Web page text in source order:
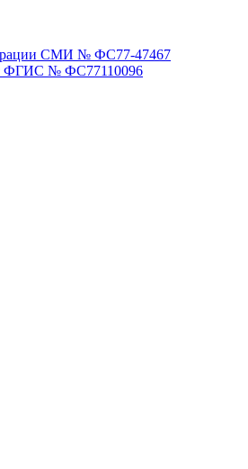
СМИ № ФС77-47467
ФГИС № ФС77110096